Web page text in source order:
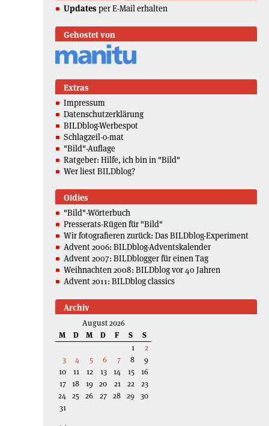
Updates per E-Mail erhalten
Gehostet von
Extras
Impressum
Datenschutzerklärung
BILDblog-Werbespot
Schlagzeil-o-mat
"Bild"-Auflage
Ratgeber: Hilfe, ich bin in "Bild"
Wer liest BILDblog?
Oldies
"Bild"-Wörterbuch
Presserats-Rügen für "Bild"
Wir fotografieren zurück: Das BILDblog-Experiment
Advent 2006: BILDblog-Adventskalender
Advent 2007: BILDblogger für einen Tag
Weihnachten 2008: BILDblog vor 40 Jahren
Advent 2011: BILDblog classics
Archiv
August 2026
M
D M D F S
S
1
2
3
4 5 6 7 8
9
10
11 12 13 14 15
16
17 18 19 20 21 22
23
24 25 26 27 28 29 30
31